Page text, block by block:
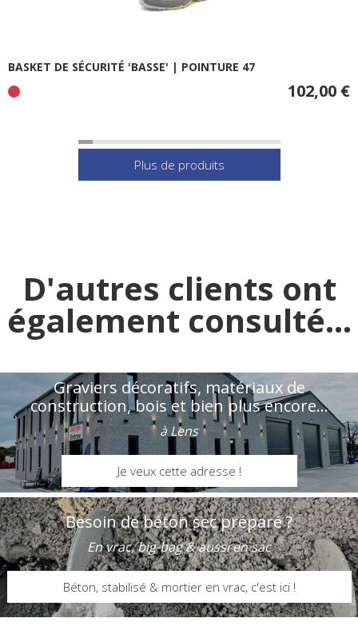
BASKET DE SÉCURITÉ 'BASSE' | POINTURE 47
102,00 €
D'autres clients ont
également consulté...
Graviers décoratifs, matériaux de
construction, bois et bien plus encore...
à Lens
Je veux cette adresse !
Besoin de béton sec préparé ?
En vrac, big-bag & aussi en sac
Béton, stabilisé & mortier en vrac, c'est ici !